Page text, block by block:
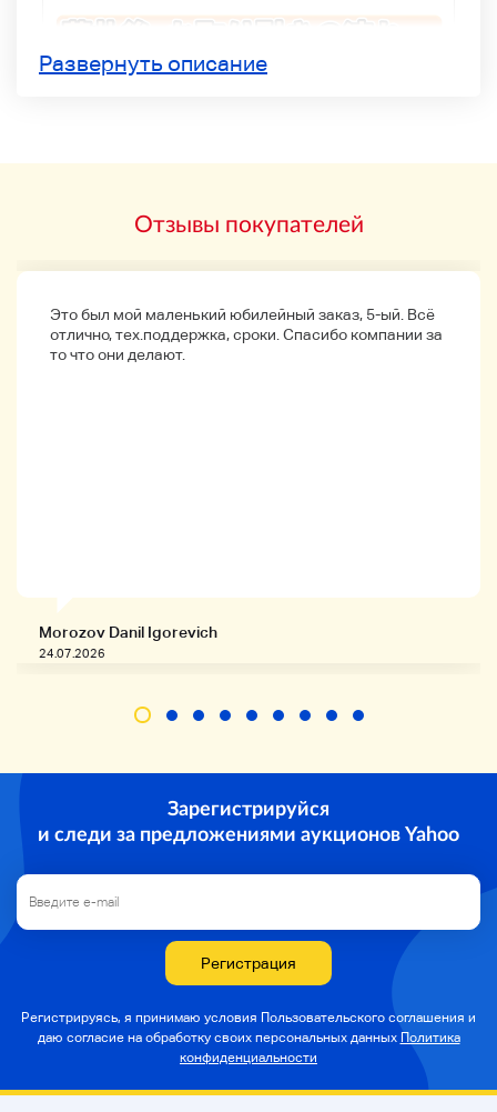
• Детали продукции •
Не работает 729101526 0226
Гарантия производителя
Корпус / Case Only
* Воздушная упаковка, транспортная сумка,
картонная коробка и т.д.
государство
Это нежелательный продукт.
Он будет экспонироваться как нежелательный
Развернуть описание
Отзывы покупателей
Это был мой маленький юбилейный заказ, 5-ый. Всё
отлично, тех.поддержка, сроки. Спасибо компании за
то что они делают.
Morozov Danil Igorevich
24.07.2026
Зарегистрируйся
и следи за предложениями аукционов Yahoo
Регистрация
Регистрируясь, я принимаю условия Пользовательского соглашения и
даю согласие на обработку своих персональных данных Политика
конфиденциальности